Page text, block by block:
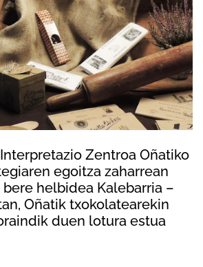
Zentroa Oñatiko
egoitza zaharrean
helbidea Kalebarria –
Oñatik txokolatearekin
duen lotura estua